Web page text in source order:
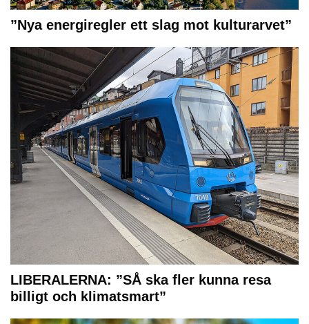
”Nya energiregler ett slag mot kulturarvet”
LIBERALERNA: ”SÅ ska fler kunna resa
billigt och klimatsmart”